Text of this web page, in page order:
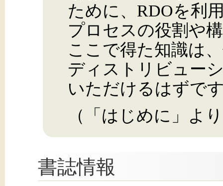
ために、RDOを利
プロセスの役割や
ここで得た知識は
ディストリビュー
いただけるはずで
（「はじめに」よ
書誌情報